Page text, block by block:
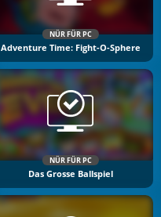
NÜR FÜR PC
Adventure Time: Fight-O-Sphere
NÜR FÜR PC
Das Grosse Ballspiel